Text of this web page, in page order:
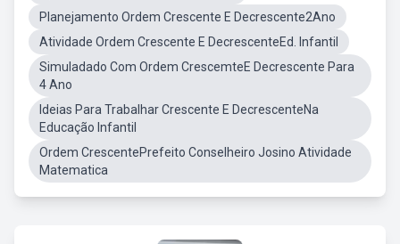
Planejamento Ordem Crescente E Decrescente2Ano
Atividade Ordem Crescente E DecrescenteEd. Infantil
Simuladado Com Ordem CrescemteE Decrescente Para
4 Ano
Ideias Para Trabalhar Crescente E DecrescenteNa
Educação Infantil
Ordem CrescentePrefeito Conselheiro Josino Atividade
Matematica